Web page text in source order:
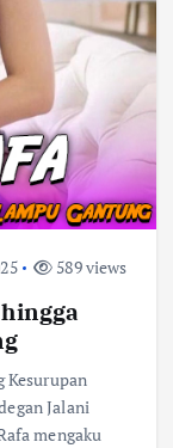
589 views
Kesurupan
Jalani
mengaku